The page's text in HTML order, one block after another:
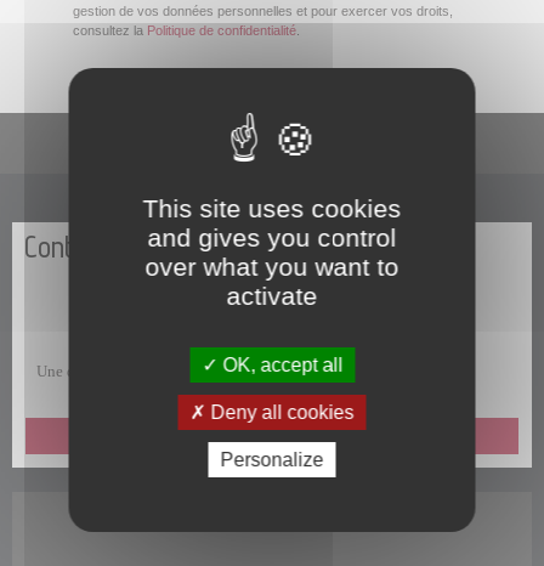
gestion de vos données personnelles et pour exercer vos droits,
consultez la Politique de confidentialité
En un clic
Contactez-nous
Une question, une remarque, une suggestion, un commentaire ?
ENVOYEZ-NOUS UN MESSAGE
This site uses cookies
and gives you control
over what you want to
activate
OK, accept all
Deny all cookies
Personalize